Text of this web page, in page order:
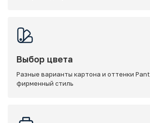
Выбор цвета
Разные варианты картона и оттенки
фирменный стиль